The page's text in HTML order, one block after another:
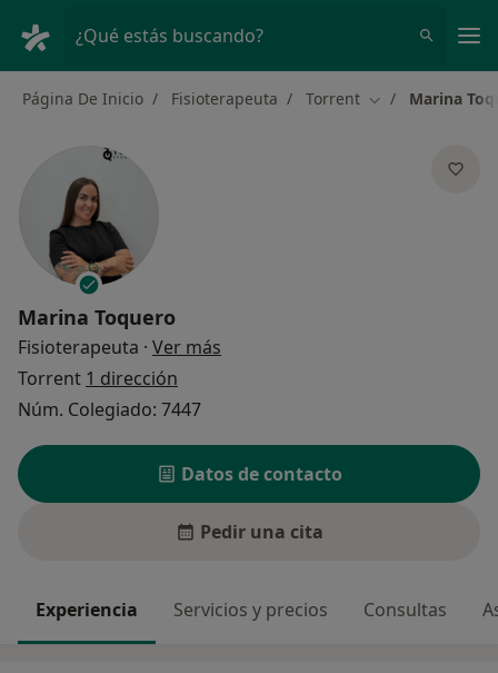
¿Qué estás buscando?
Página De Inicio Fisioterapeuta Torrent Cambiar de
Marina
Marina Toquero
Fisioterapeuta · Ver más
Torrent 1 dirección
Núm. Colegiado: 7447
Datos de contacto
Pedir una cita
Experiencia Servicios y precios Consultas